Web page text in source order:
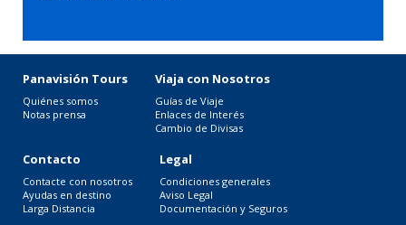
Panavisión Tours
Quiénes somos
Notas prensa
Viaja con Nosotros
Guías de Viaje
Enlaces de Interés
Cambio de Divisas
Contacto
Contacte con nosotros
Ayudas en destino
Larga Distancia
Legal
Condiciones generales
Aviso Legal
Documentación y Seguros